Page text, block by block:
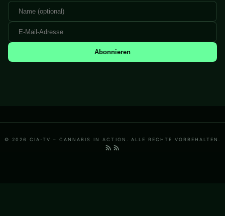
Abonnieren
© 2026 CIA-TV – CANNABIS IN ACTION. ALLE RECHTE VORBEHALTEN.